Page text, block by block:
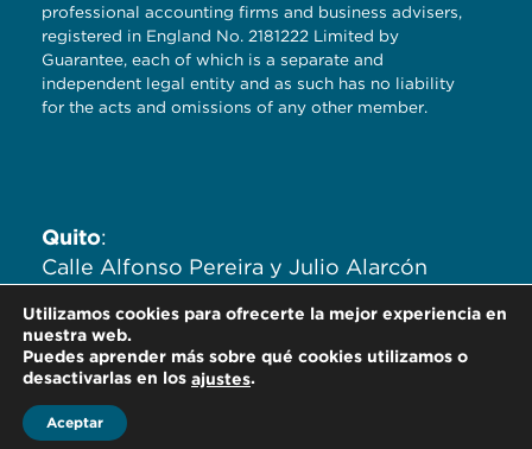
professional accounting firms and business advisers,
registered in England No. 2181222 Limited by
Guarantee, each of which is a separate and
independent legal entity and as such has no liability
for the acts and omissions of any other member.
Quito:
Calle Alfonso Pereira y Julio Alarcón
704,705,706.
Utilizamos cookies para ofrecerte la mejor experiencia en
nuestra web.
Puedes aprender más sobre qué cookies utilizamos o
desactivarlas en los ajustes.
Aceptar